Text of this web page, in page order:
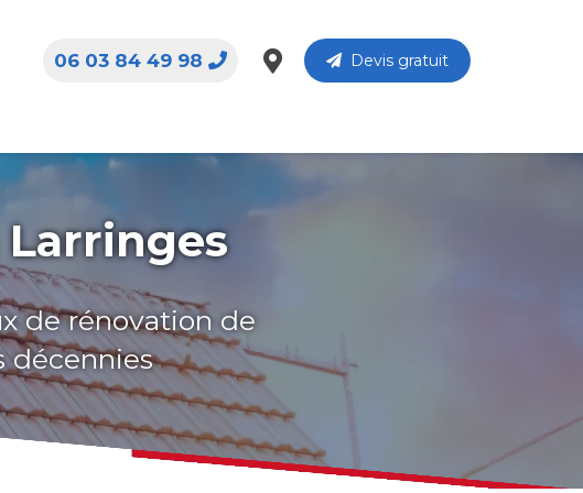
Devis gratuit
06 03 84 49 98
de rénovation de
décennies